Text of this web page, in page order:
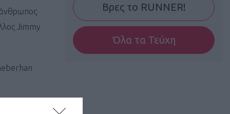
Jimmy
Βρες το RUNNER!
Όλα τα Τεύχη